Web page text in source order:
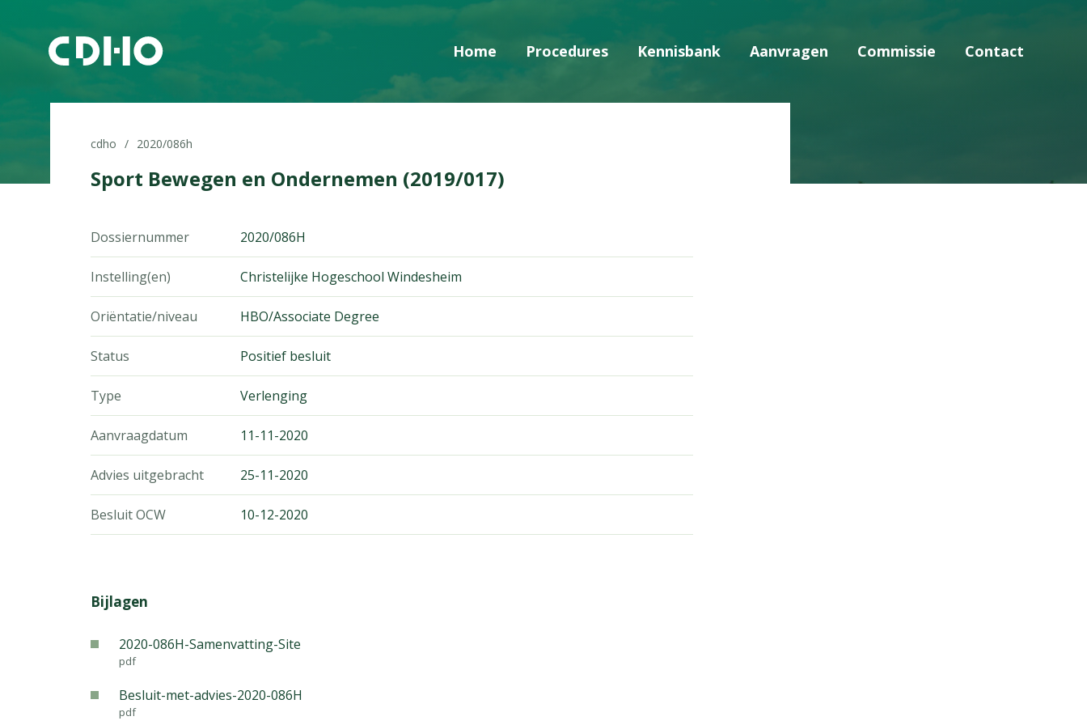
Home Procedures Kennisbank Aanvragen Commissie Contact
cdho 2020/086h
Sport Bewegen en Ondernemen (2019/017)
Dossiernummer 2020/086H
Instelling(en) Christelijke Hogeschool Windesheim
Oriëntatie/niveau HBO/Associate Degree
Status Positief besluit
Type Verlenging
Aanvraagdatum 11-11-2020
Advies uitgebracht 25-11-2020
Besluit OCW 10-12-2020
Bijlagen
2020-086H-Samenvatting-Site
pdf
Besluit-met-advies-2020-086H
pdf